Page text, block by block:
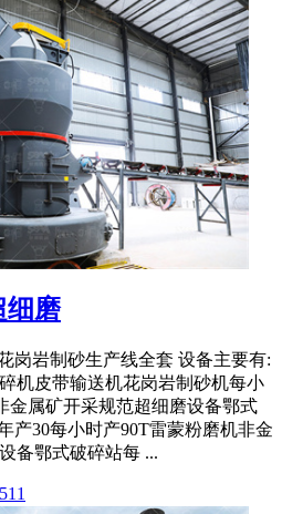
细磨
岗岩制砂生产线全套 设备主要有:
机皮带输送机花岗岩制砂机每小
金属矿开采规范超细磨设备鄂式
产30每小时产90T雷蒙粉磨机非金
备鄂式破碎站每 ...